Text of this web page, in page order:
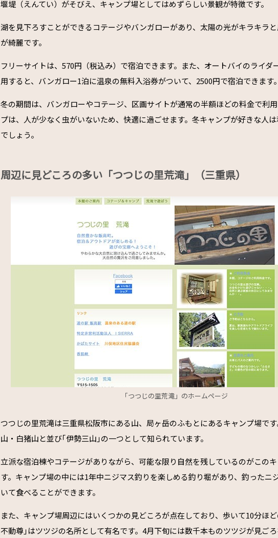
堰堤（えんてい）がそびえ、キャンプ場としてはめずらしい景観が特徴です。
湖を見下ろすことができるコテージやバンガローがあり、太陽の光がキラキラ
が綺麗です。
フリーサイトは、570円（税込み）で宿泊できます。また、オートバイのライダ
用すると、バンガロー1泊に温泉の無料入浴券がついて、2500円で宿泊できます。
冬の期間は、バンガローやコテージ、区画サイトが通常の半額ほどの料金で利
プは、人が少なく虫がいないため、快適に過ごせます。冬キャンプが好きな人
でしょう。
周辺に見どころの多い「つつじの里荒滝」（三重県）
「つつじの里荒滝」のホームページ
つつじの里荒滝は三重県松阪市にある山、局ヶ岳のふもとにあるキャンプ場で
山・白猪山と並び｢伊勢三山｣の一つとして知られています。
立派な宿泊棟やコテージがありながら、可能な限り自然を残しているのがこの
す。キャンプ場の中には1年中ニジマス釣りを楽しめる釣り堀があり、釣ったニ
いて食べることができます。
また、キャンプ場周辺にはいくつかの見どころが点在しており、歩いて10分ほ
不動尊｣はツツジの名所として有名です。4月下旬には数千本ものツツジが見ごろ